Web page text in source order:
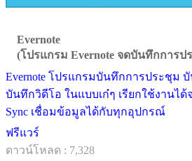
Evernote
(โปรแกรม Evernote จดบันทึกการป
Evernote โปรแกรมบันทึกการประชุม
บันทึกวิดีโอ ในแบบเก๋ๆ เรียกใช้งานไ
Sync เชื่อมข้อมูลได้กับทุกอุปกรณ์
ฟรีแวร์
ดาวน์โหลด : 7,328